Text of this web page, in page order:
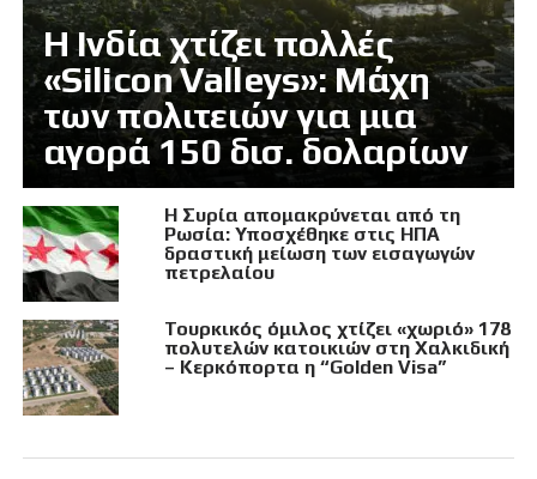
Η Ινδία χτίζει πολλές
«Silicon Valleys»: Μάχη
των πολιτειών για μια
αγορά 150 δισ. δολαρίων
Η Συρία απομακρύνεται από τη
Ρωσία: Υποσχέθηκε στις ΗΠΑ
δραστική μείωση των εισαγωγών
πετρελαίου
Τουρκικός όμιλος χτίζει «χωριό» 178
πολυτελών κατοικιών στη Χαλκιδική
– Κερκόπορτα η “Golden Visa”